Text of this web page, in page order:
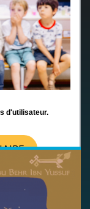
d'utilisateur.